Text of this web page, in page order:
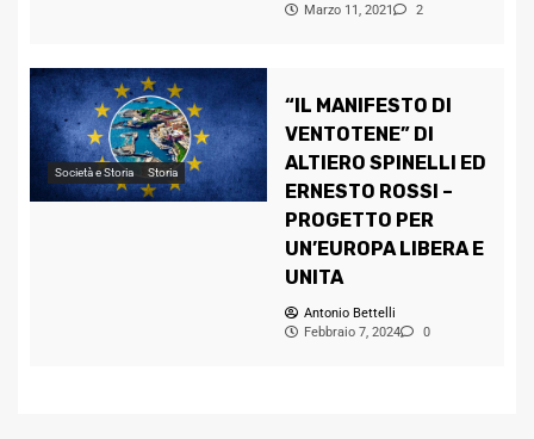
Marzo 11, 2021
2
Società e Storia Storia
“IL MANIFESTO DI
VENTOTENE” DI
ALTIERO SPINELLI ED
ERNESTO ROSSI –
PROGETTO PER
UN’EUROPA LIBERA E
UNITA
Antonio Bettelli
Febbraio 7, 2024
0